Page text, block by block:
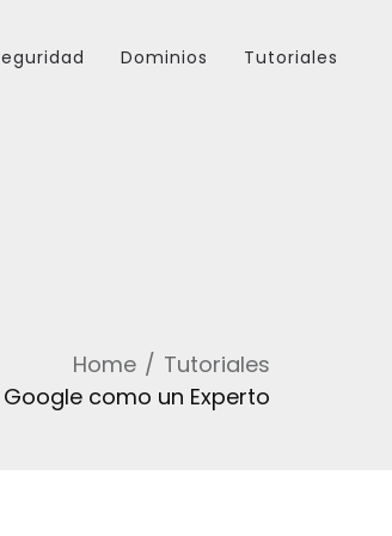
Dominios Tutoriales
Home
Tutoriales
como un Experto